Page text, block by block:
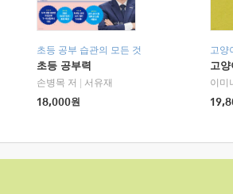
초등 공부 습관의 모든 것
초등 공부력
손병목 저
서유재
18,000원
고양
고
이미